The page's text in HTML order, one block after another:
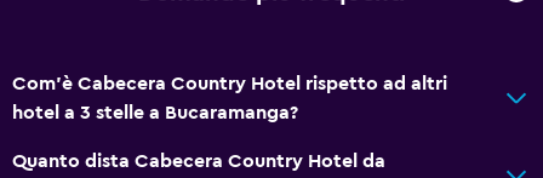
Com'è Cabecera Country Hotel rispetto ad altri
hotel a 3 stelle a Bucaramanga?
Quanto dista Cabecera Country Hotel da